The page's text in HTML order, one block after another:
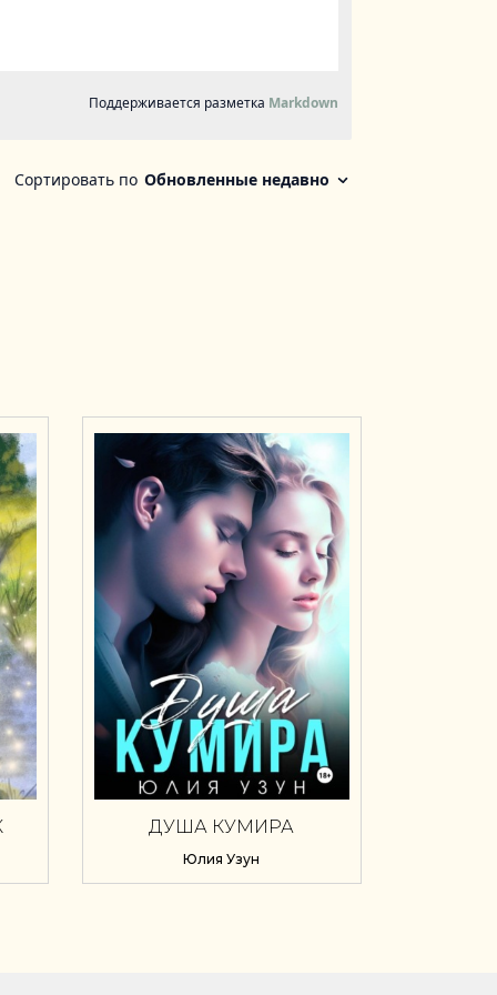
ДУША КУМИРА
Юлия Узун